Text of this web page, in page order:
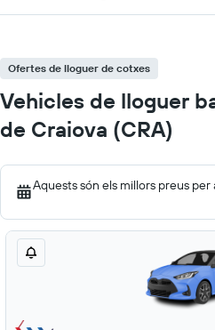
Ofertes de lloguer de cotxes
Vehicles de lloguer
de Craiova (CRA)
Aquests són els millors preus per